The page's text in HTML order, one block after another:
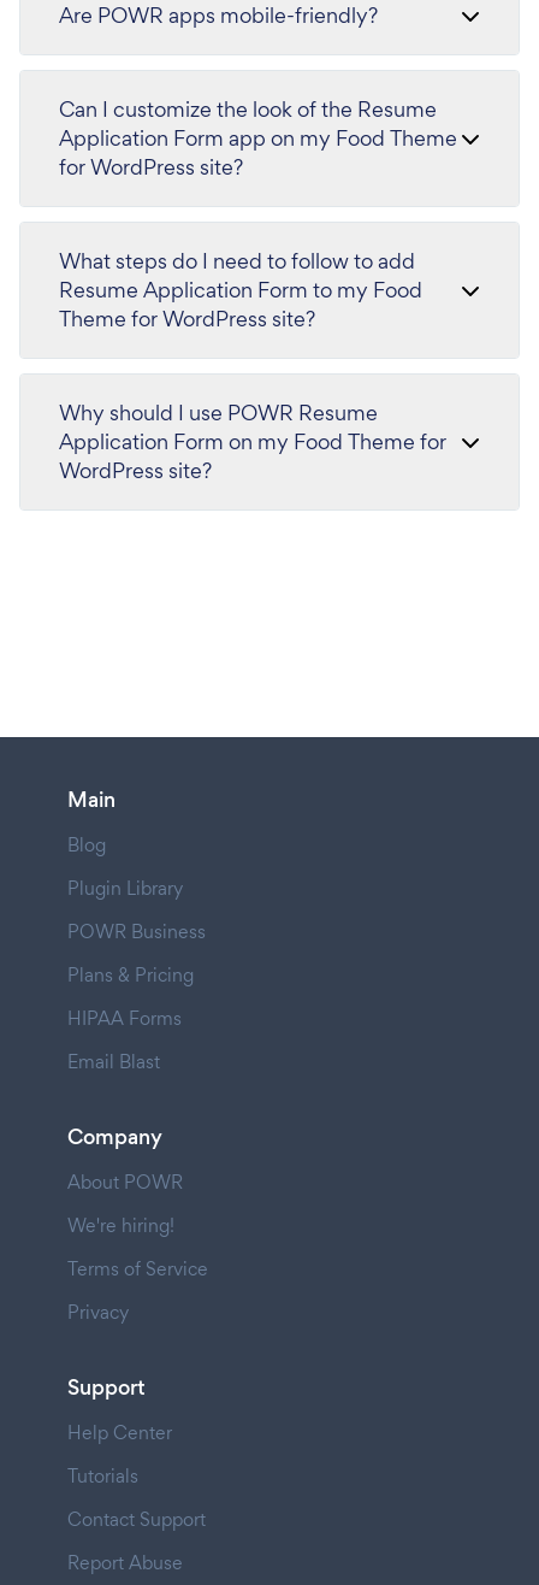
Are POWR apps mobile-friendly?
Can I customize the look of the Resume
Application Form app on my Food Theme
for WordPress site?
What steps do I need to follow to add
Resume Application Form to my Food
Theme for WordPress site?
Why should I use POWR Resume
Application Form on my Food Theme for
WordPress site?
Main
Blog
Plugin Library
POWR Business
Plans & Pricing
HIPAA Forms
Email Blast
Company
About POWR
We're hiring!
Terms of Service
Privacy
Support
Help Center
Tutorials
Contact Support
Report Abuse